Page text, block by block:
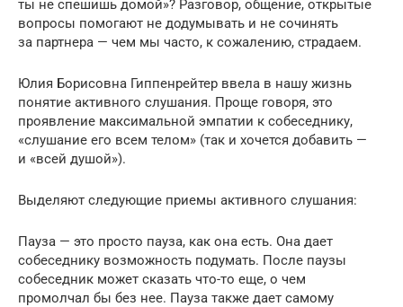
ты не спешишь домой»? Разговор, общение, открытые
вопросы помогают не додумывать и не сочинять
за партнера — чем мы часто, к сожалению, страдаем.
Юлия Борисовна Гиппенрейтер ввела в нашу жизнь
понятие активного слушания. Проще говоря, это
проявление максимальной эмпатии к собеседнику,
«слушание его всем телом» (так и хочется добавить —
и «всей душой»).
Выделяют следующие приемы активного слушания:
Пауза — это просто пауза, как она есть. Она дает
собеседнику возможность подумать. После паузы
собеседник может сказать что-то еще, о чем
промолчал бы без нее. Пауза также дает самому